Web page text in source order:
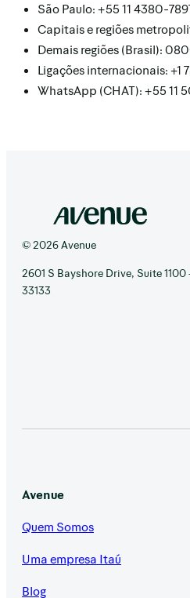
São Paulo: +55 11 4380-
Capitais e regiões
Demais regiões (Brasil):
Ligações internacionais: +1
WhatsApp (CHAT): +55 11
© 2026 Avenue
2601 S Bayshore Drive, Suite
33133
Avenue
Quem Somos
Uma empresa Itaú
Blog